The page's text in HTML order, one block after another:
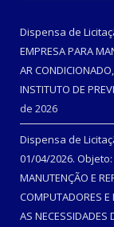
Dispensa de
EMPRESA PARA
AR
INSTITUTO DE
de 2026
Dispensa de
01/04/2026. Objeto:
MANUTENÇÃO E
COMPUTADORES E
AS NECESSIDADES